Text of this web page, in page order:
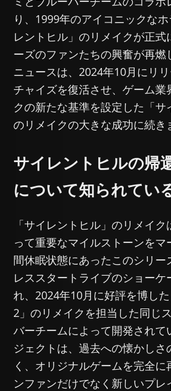
り、1999年のアイコニックな
レントヒル」のリメイクが正式
ーズのファンたちの興奮が再燃
ニュースは、2024年10月にリ
チャイズを復活させ、ゲーム業
クの新たな基準を設定した「サ
のリメイクの大きな成功に続き
サイレントヒルの帰
について知られてい
「サイレントヒル」のリメイ
って重要なマイルストーンを
間休眠状態にあったこのシリ
レススタートライブのショーケ
れ、2024年10月に好評を博し
2」のリメイクを担当した同じ
バーチームによって開発されて
ジェクトは、過去への懐かし
く、オリジナルゲームを完全に
ンファンだけでなく新しいプレ